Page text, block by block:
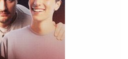
nous @ :
paulbarbosa/
hardisk/